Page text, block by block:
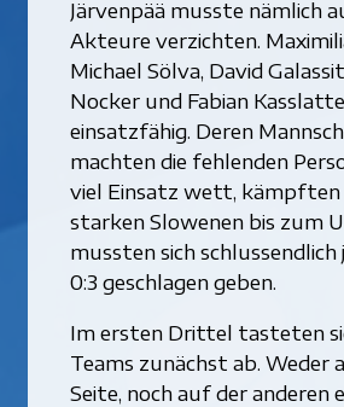
Järvenpää musste nämlich
Akteure verzichten.
Michael Sölva, David
Nocker und Fabian
einsatzfähig. Deren
machten die fehlenden
viel Einsatz wett, kämpften
starken Slowenen bis zum
mussten sich
0:3 geschlagen geben.
Im ersten Drittel tasteten
Teams zunächst ab. Weder
Seite, noch auf der anderen